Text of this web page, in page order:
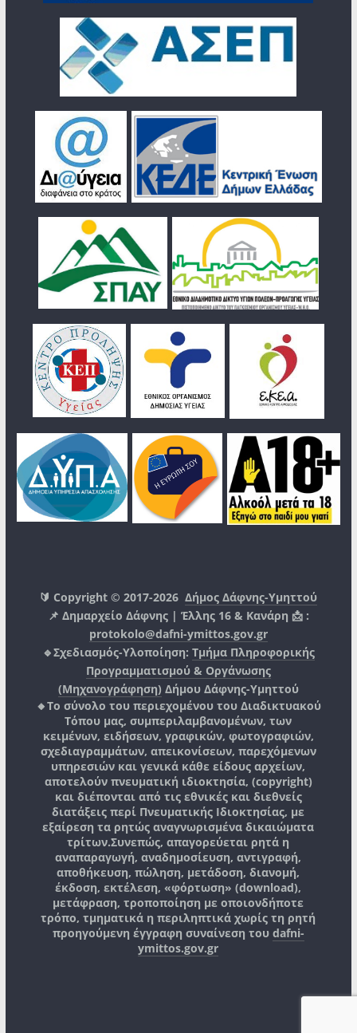
🔰 Copyright © 2017-2026Δήμος Δάφνης-Υμηττού
📌 Δημαρχείο Δάφνης | Έλλης 16 & Κανάρη 📩 :
protokolo@dafni-ymittos.gov.gr
🔹Σχεδιασμός-Υλοποίηση: Τμήμα Πληροφορικής
Προγραμματισμού & Οργάνωσης
(Μηχανογράφηση) Δήμου Δάφνης-Υμηττού
🔸Το σύνολο του περιεχομένου του Διαδικτυακού
Τόπου μας, συμπεριλαμβανομένων, των
κειμένων, ειδήσεων, γραφικών, φωτογραφιών,
σχεδιαγραμμάτων, απεικονίσεων, παρεχόμενων
υπηρεσιών και γενικά κάθε είδους αρχείων,
αποτελούν πνευματική ιδιοκτησία, (copyright)
και διέπονται από τις εθνικές και διεθνείς
διατάξεις περί Πνευματικής Ιδιοκτησίας, με
εξαίρεση τα ρητώς αναγνωρισμένα δικαιώματα
τρίτων.Συνεπώς, απαγορεύεται ρητά η
αναπαραγωγή, αναδημοσίευση, αντιγραφή,
αποθήκευση, πώληση, μετάδοση, διανομή,
έκδοση, εκτέλεση, «φόρτωση» (download),
μετάφραση, τροποποίηση με οποιονδήποτε
τρόπο, τμηματικά η περιληπτικά χωρίς τη ρητή
προηγούμενη έγγραφη συναίνεση του dafni-
ymittos.gov.gr